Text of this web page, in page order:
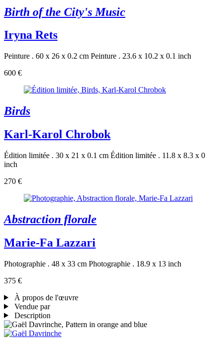
Birth of the City's Music
Iryna Rets
Peinture . 60 x 26 x 0.2 cm Peinture . 23.6 x 10.2 x 0.1 inch
600 €
Birds
Karl-Karol Chrobok
Édition limitée . 30 x 21 x 0.1 cm Édition limitée . 11.8 x 8.3 x 0
inch
270 €
Abstraction florale
Marie-Fa Lazzari
Photographie . 48 x 33 cm Photographie . 18.9 x 13 inch
375 €
À propos de l'œuvre
Vendue par
Description